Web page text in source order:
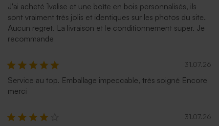
J'ai acheté 1valise et une boîte en bois personnalisés, ils
sont vraiment très jolis et identiques sur les photos du site.
Aucun regret. La livraison et le conditionnement super. Je
recommande
31.07.26
Service au top. Emballage impeccable, très soigné Encore
merci
31.07.26